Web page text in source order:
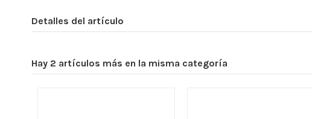
Detalles del artículo
Hay 2 artículos más en la misma categoría